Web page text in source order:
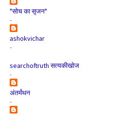
"सोच का सृजन"
-
ashokvichar
-
searchoftruth सत्यकीखोज
-
अंतर्मंथन
-